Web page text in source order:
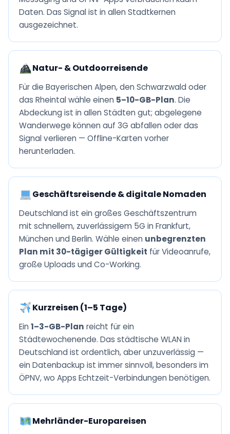
Daten. Das Signal ist in allen Stadtkernen
ausgezeichnet.
Natur- & Outdoorreisende
Für die Bayerischen Alpen, den Schwarzwald oder
das Rheintal wähle einen 5–10-GB-Plan. Die
Abdeckung ist in allen Städten gut; abgelegene
Wanderwege können auf 3G abfallen oder das
Signal verlieren — Offline-Karten vorher
herunterladen.
Geschäftsreisende & digitale Nomaden
Deutschland ist ein großes Geschäftszentrum
mit schnellem, zuverlässigem 5G in Frankfurt,
München und Berlin. Wähle einen unbegrenzten
Plan mit 30-tägiger Gültigkeit für Videoanrufe,
große Uploads und Co-Working.
Kurzreisen (1–5 Tage)
Ein 1–3-GB-Plan reicht für ein
Städtewochenende. Das städtische WLAN in
Deutschland ist ordentlich, aber unzuverlässig —
ein Datenbackup ist immer sinnvoll, besonders im
ÖPNV, wo Apps Echtzeit-Verbindungen benötigen.
Mehrländer-Europareisen